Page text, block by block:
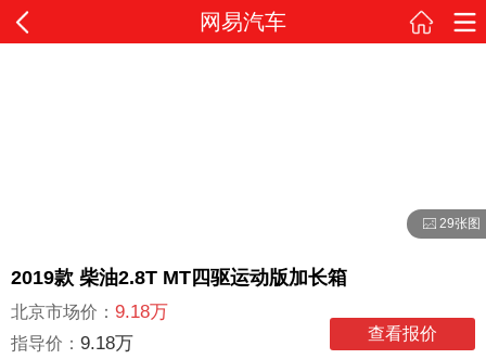
网易汽车
29张图
2019款 柴油2.8T MT四驱运动版加长箱
北京市场价： 9.18万
指导价： 9.18万 查看报价